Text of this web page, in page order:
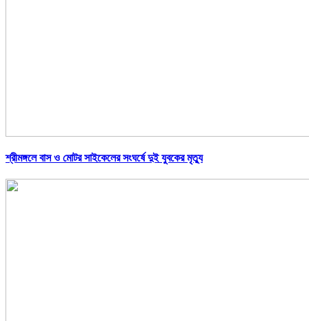
শ্রীমঙ্গলে বাস ও মোটর সাইকেলের সংঘর্ষে দুই যুবকের মৃত্যু